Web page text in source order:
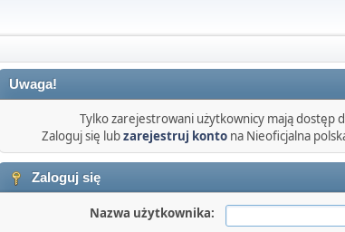
Uwaga!
Tylko zarejestrowani użytkownicy mają dostęp
Zaloguj się lubzarejestruj kontona Nieoficjalna
Zaloguj się
Nazwa użytkownika: